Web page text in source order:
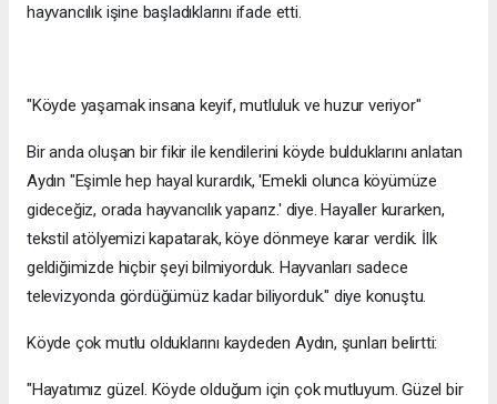
hayvancılık işine başladıklarını ifade etti.
"Köyde yaşamak insana keyif, mutluluk ve huzur veriyor"
Bir anda oluşan bir fikir ile kendilerini köyde bulduklarını anlatan
Aydın "Eşimle hep hayal kurardık, 'Emekli olunca köyümüze
gideceğiz, orada hayvancılık yaparız.' diye. Hayaller kurarken,
tekstil atölyemizi kapatarak, köye dönmeye karar verdik. İlk
geldiğimizde hiçbir şeyi bilmiyorduk. Hayvanları sadece
televizyonda gördüğümüz kadar biliyorduk." diye konuştu.
Köyde çok mutlu olduklarını kaydeden Aydın, şunları belirtti:
"Hayatımız güzel. Köyde olduğum için çok mutluyum. Güzel bir